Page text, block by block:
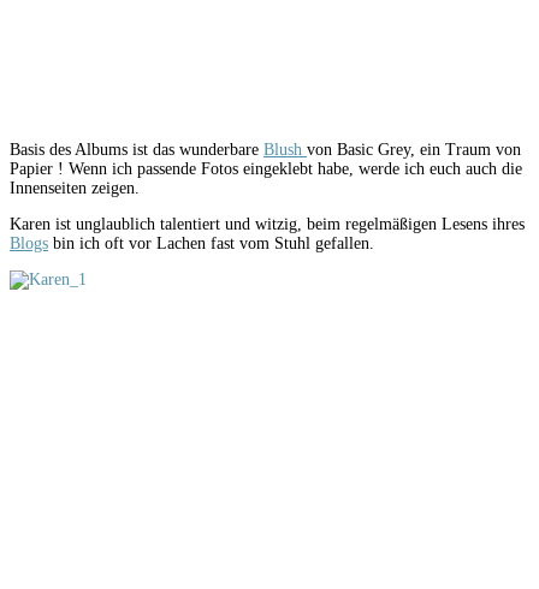
Basis des Albums ist das wunderbare Blush von Basic Grey, ein Traum von
Papier ! Wenn ich passende Fotos eingeklebt habe, werde ich euch auch die
Innenseiten zeigen.
Karen ist unglaublich talentiert und witzig, beim regelmäßigen Lesens ihres
Blogs bin ich oft vor Lachen fast vom Stuhl gefallen.